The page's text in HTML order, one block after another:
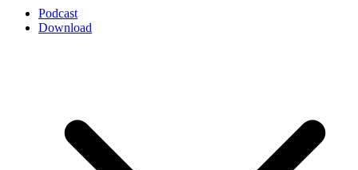
Podcast
Download